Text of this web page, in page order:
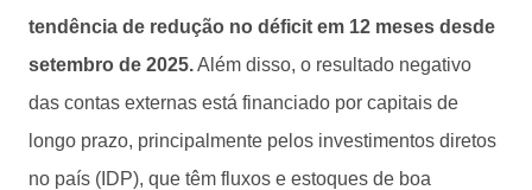
tendência de redução no déficit em 12 meses desde
setembro de 2025.Além disso, o resultado negativo
das contas externas está financiado por capitais de
longo prazo, principalmente pelos investimentos diretos
no país (IDP), que têm fluxos e estoques de boa